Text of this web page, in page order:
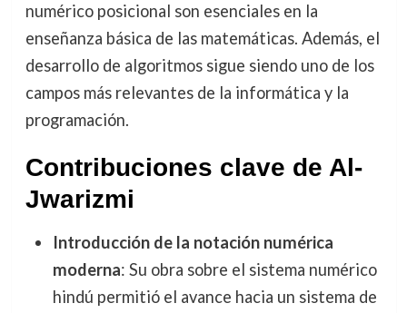
numérico posicional son esenciales en la
enseñanza básica de las matemáticas. Además, el
desarrollo de algoritmos sigue siendo uno de los
campos más relevantes de la informática y la
programación.
Contribuciones clave de Al-
Jwarizmi
Introducción de la notación numérica
moderna: Su obra sobre el sistema numérico
hindú permitió el avance hacia un sistema de